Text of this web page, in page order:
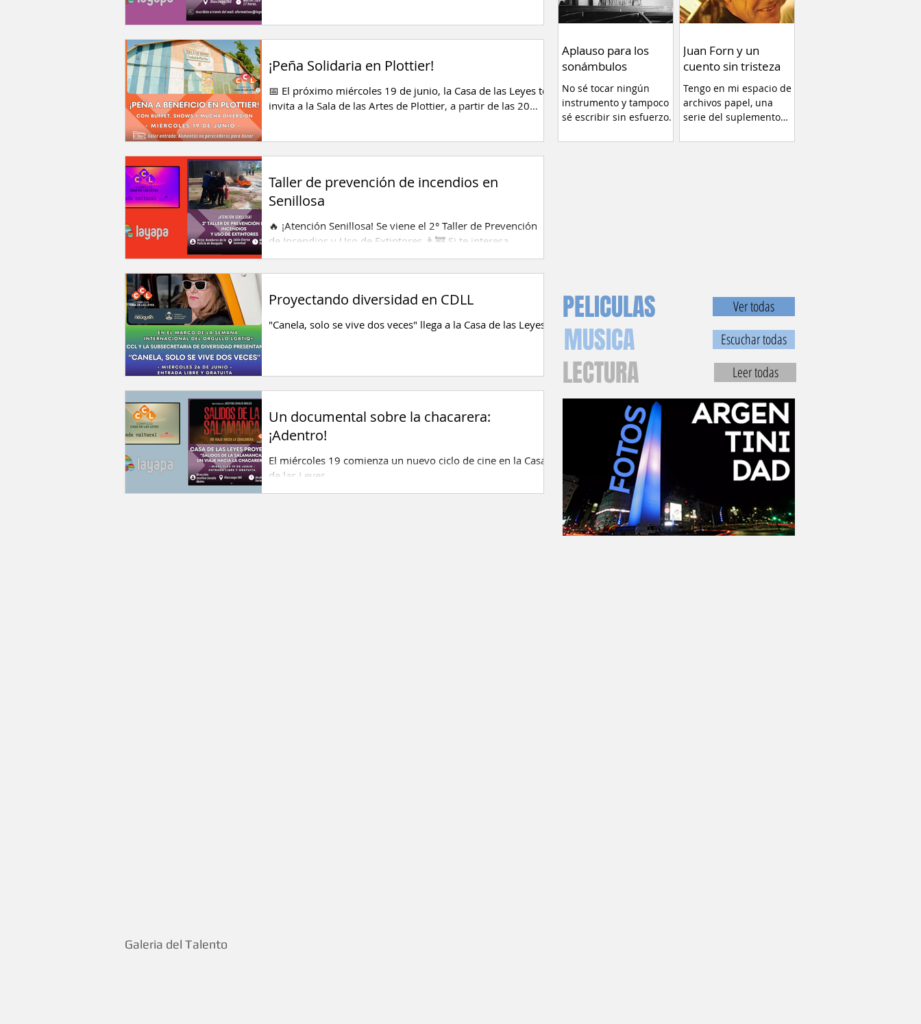
¡Peña Solidaria en Plottier!
📅 El próximo miércoles 19 de junio, la Casa de las Leyes te
invita a la Sala de las Artes de Plottier, a partir de las 20
Taller de prevención de incendios en
Senillosa
🔥 ¡Atención Senillosa! Se viene el 2° Taller de Prevención
de Incendios y Uso de Extintores 👨‍🚒 Si te interesa
aprender sobre cómo...
Proyectando diversidad en CDLL
"Canela, solo se vive dos veces" llega a la Casa de las Leyes
Un documental sobre la chacarera:
¡Adentro!
El miércoles 19 comienza un nuevo ciclo de cine en la Casa
de las Leyes
Aplauso para los
sonámbulos
No sé tocar ningún
instrumento y tampoco
sé escribir sin esfuerzo.
Juan Forn y un
cuento sin tristeza
Tengo en mi espacio de
archivos papel, una
serie del suplemento
(1996)...
PELICULAS
MUSICA
LECTURA
Ver todas
Escuchar todas
Leer todas
Galeria del Talento